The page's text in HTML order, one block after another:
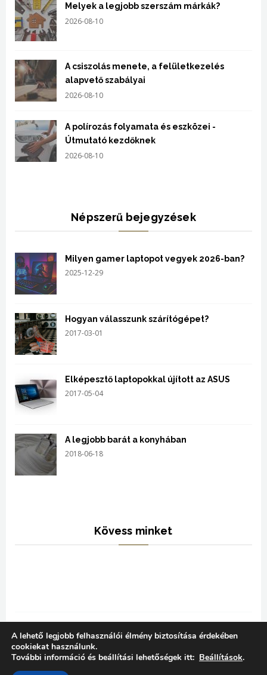
Melyek a legjobb szerszám márkák?
2026-08-10
A csiszolás menete, a felületkezelés
alapvető szabályai
2026-08-10
A polírozás folyamata és eszközei -
Útmutató kezdőknek
2026-08-10
Népszerű bejegyzések
Milyen gamer laptopot vegyek 2026-ban?
2025-12-29
Hogyan válasszunk szárítógépet?
2017-03-01
Elképesztő laptopokkal újított az ASUS
2017-05-04
A legjobb barát a konyhában
2018-06-18
Kövess minket
COPYRIGHT © 2022 Vöröskő Kft Minden jog
A lehető legjobb felhasználói élmény biztosítása érdekében
cookiekat használunk.
További információ és beállítási lehetőségek itt: Beállítások.